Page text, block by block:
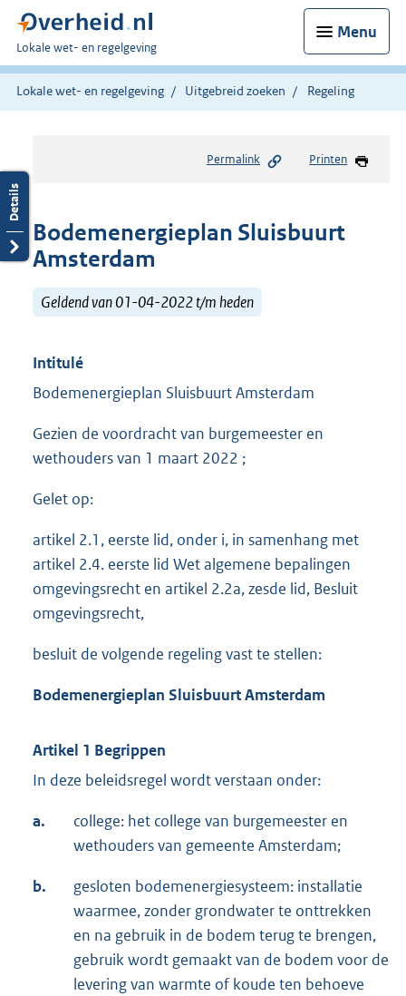
Menu
U
bent
hier:
Lokale wet- en regelgeving
Lokale wet- en regelgeving Uitgebreid zoeken Regeling
Permalink Printen
Bodemenergieplan Sluisbuurt
Amsterdam
Geldend van 01-04-2022 t/m heden
Intitulé
Bodemenergieplan Sluisbuurt Amsterdam
Gezien de voordracht van burgemeester en
wethouders van 1 maart 2022 ;
Gelet op:
artikel 2.1, eerste lid, onder i, in samenhang met
artikel 2.4. eerste lid Wet algemene bepalingen
omgevingsrecht en artikel 2.2a, zesde lid, Besluit
omgevingsrecht,
besluit de volgende regeling vast te stellen:
Bodemenergieplan Sluisbuurt Amsterdam
Artikel 1 Begrippen
In deze beleidsregel wordt verstaan onder:
a.
college: het college van burgemeester en
wethouders van gemeente Amsterdam;
b.
gesloten bodemenergiesysteem: installatie
waarmee, zonder grondwater te onttrekken
en na gebruik in de bodem terug te brengen,
gebruik wordt gemaakt van de bodem voor de
levering van warmte of koude ten behoeve